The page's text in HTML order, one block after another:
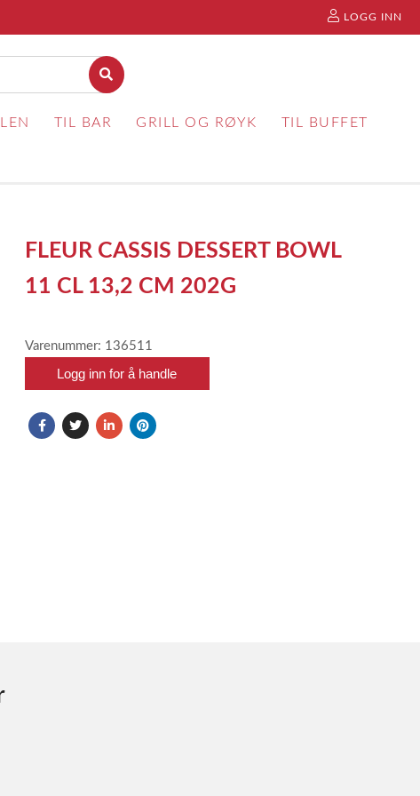
LOGG INN
TIL BAR GRILL OG RØYK TIL BUFFET
FLEUR CASSIS DESSERT BOWL
11 CL 13,2 CM 202G
Varenummer: 136511
Logg inn for å handle